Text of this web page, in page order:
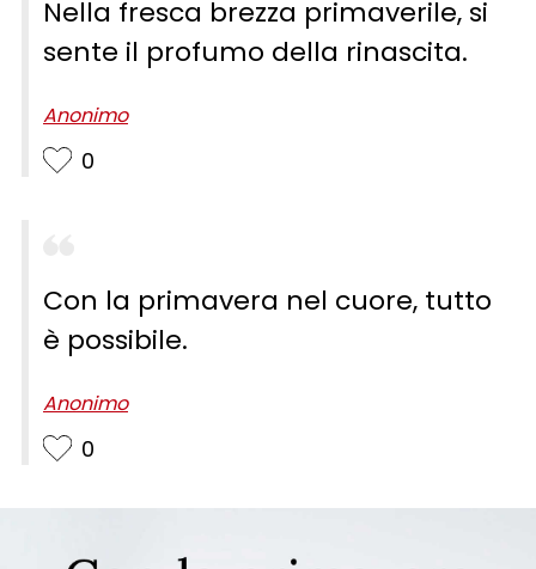
Nella fresca brezza primaverile, si
sente il profumo della rinascita.
Anonimo
0
Con la primavera nel cuore, tutto
è possibile.
Anonimo
0